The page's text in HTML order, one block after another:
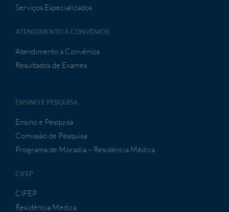
Serviços Especializados
ATENDIMENTO À CONVÊNIOS
Atendimento a Convênios
Resultados de Exames
ENSINO E PESQUISA
Ensino e Pesquisa
Comissão de Pesquisa
Programa de Moradia – Residência Médica
CIFEP
CIFEP
Residência Médica